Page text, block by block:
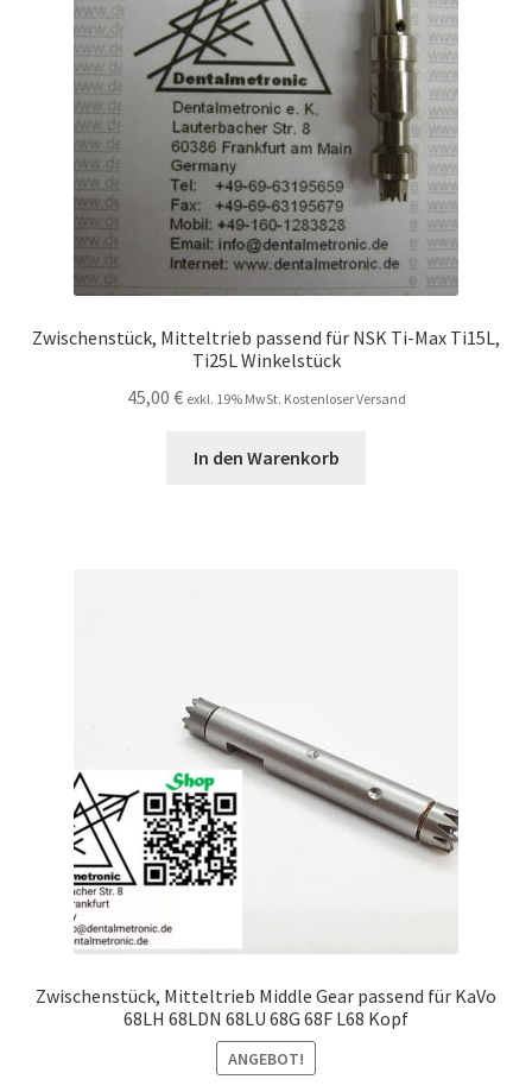
Zwischenstück, Mitteltrieb passend für NSK Ti-Max Ti15L,
Ti25L Winkelstück
45,00 € exkl. 19% MwSt. Kostenloser Versand
In den Warenkorb
Zwischenstück, Mitteltrieb Middle Gear passend für KaVo
68LH 68LDN 68LU 68G 68F L68 Kopf
ANGEBOT!